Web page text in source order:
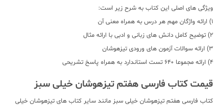
ویژگی های اصلی این کتاب به شرح زیر است:
1) ارائه واژگان مهم هر درس به همراه معنی آن
2) توضیح کامل دانش های زبانی و ادبی با ارائه مثال
3) ارائه سوالات آزمون های ورودی تیزهوشان
4) ارائه مجموعا 640 تست استاندارد به همراه پاسخ تشریحی
قیمت کتاب فارسی هفتم تیزهوشان خیلی سبز
کتاب فارسی هفتم تیزهوشان خیلی سبز مانند سایر کتاب های تیزهوشان خیلی